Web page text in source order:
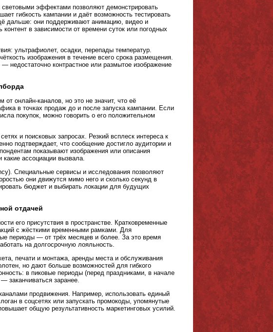
эффектами позволяют демонстрировать
гибкость кампании и даёт возможность тестировать
дальше: они поддерживают анимацию, видео и
в зависимости от времени суток или погодных
ультрафиолет, осадки, перепады температур.
изображения в течение всего срока размещения.
недостаточно контрастное или размытое изображение
онлайн-каналов, но это не значит, что её
в точках продаж до и после запуска кампании. Если
покупок, можно говорить о его положительном
и поисковых запросах. Резкий всплеск интереса к
подтверждает, что сообщение достигло аудитории и
показывают изображения или описания
ассоциации вызвала.
Специальные сервисы и исследования позволяют
они движутся мимо него и сколько секунд в
бюджет и выбирать локации для будущих
отдачей
его присутствия в пространстве. Кратковременные
с жёсткими временными рамками. Для
периоды — от трёх месяцев и более. За это время
на долгосрочную лояльность.
печати и монтажа, аренды места и обслуживания
но дают больше возможностей для гибкого
в пиковые периоды (перед праздниками, в начале
заканчиваться заранее.
продвижения. Например, использовать единый
в соцсетях или запускать промокоды, упомянутые
общую результативность маркетинговых усилий.